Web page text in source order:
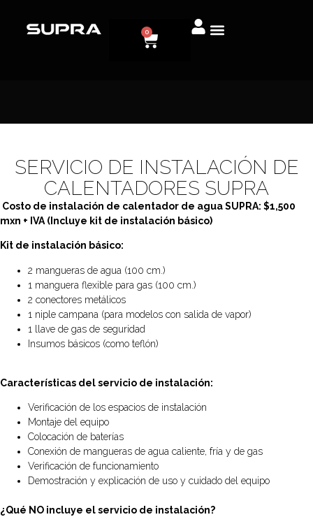
0
SERVICIO DE INSTALACIÓN DE
CALENTADORES SUPRA​
Costo de instalación de calentador de agua SUPRA: $1,500
mxn + IVA (Incluye kit de instalación básico)
Kit de instalación básico:
2 mangueras de agua (100 cm.)
1 manguera flexible para gas (100 cm.)
2 conectores metálicos
1 niple campana (para modelos con salida de vapor)
1 llave de gas de seguridad
Insumos básicos (como teflón)
Características del servicio de instalación:
Verificación de los espacios de instalación
Montaje del equipo
Colocación de baterías
Conexión de mangueras de agua caliente, fría y de gas
Verificación de funcionamiento
Demostración y explicación de uso y cuidado del equipo
¿Qué NO incluye el servicio de instalación?